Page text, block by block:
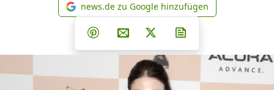
news.de zu Google
news.de zu Google hinzufügen
Teilen auf Facebook
Teilen auf Whatsapp
Teilen auf Telegram
Teilen auf Pinterest
Per E-Mail teilen
Post auf X